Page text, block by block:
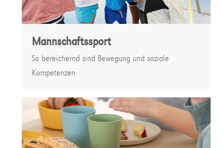
Mannschaftssport
So bereichernd sind Bewegung und soziale
Kompetenzen